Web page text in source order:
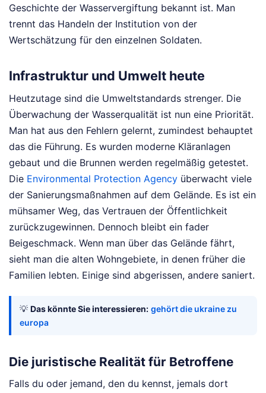
Geschichte der Wasservergiftung bekannt ist. Man
trennt das Handeln der Institution von der
Wertschätzung für den einzelnen Soldaten.
Infrastruktur und Umwelt heute
Heutzutage sind die Umweltstandards strenger. Die
Überwachung der Wasserqualität ist nun eine Priorität.
Man hat aus den Fehlern gelernt, zumindest behauptet
das die Führung. Es wurden moderne Kläranlagen
gebaut und die Brunnen werden regelmäßig getestet.
Die Environmental Protection Agency überwacht viele
der Sanierungsmaßnahmen auf dem Gelände. Es ist ein
mühsamer Weg, das Vertrauen der Öffentlichkeit
zurückzugewinnen. Dennoch bleibt ein fader
Beigeschmack. Wenn man über das Gelände fährt,
sieht man die alten Wohngebiete, in denen früher die
Familien lebten. Einige sind abgerissen, andere saniert.
💡 Das könnte Sie interessieren: gehört die ukraine zu
europa
Die juristische Realität für Betroffene
Falls du oder jemand, den du kennst, jemals dort